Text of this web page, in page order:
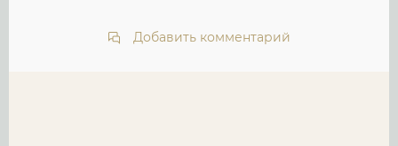
Добавить комментарий